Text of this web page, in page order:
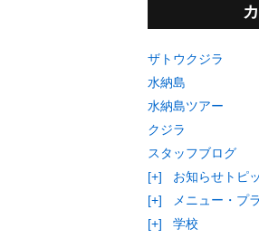
ザトウクジラ
水納島
水納島ツアー
クジラ
スタッフブログ
[+]
お知らせトピ
[+]
メニュー・プ
[+]
学校